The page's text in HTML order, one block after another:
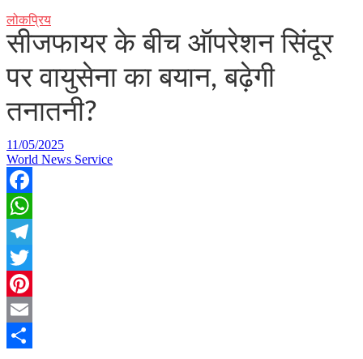
लोकप्रिय
सीजफायर के बीच ऑपरेशन सिंदूर
पर वायुसेना का बयान, बढ़ेगी
तनातनी?
11/05/2025
World News Service
Facebook
WhatsApp
Telegram
Twitter
Pinterest
Email